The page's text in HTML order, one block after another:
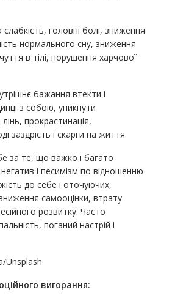
слабкість, головні болі, зниження
нормального сну, зниження
в тілі, порушення харчової
бажання втекти і
з собою, уникнути
лінь, прокрастинація,
заздрість і скарги на життя.
за те, що важко і багато
і песимізм по відношенню
до себе і оточуючих,
самооцінки, втрату
розвитку. Часто
поганий настрій і
Unsplash
вигорання: